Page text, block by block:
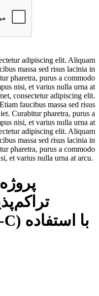
adipiscing elit. Aliquam
massa sed risus lacinia in
pharetra, purus a commodo
nisi, et varius nulla urna at
consectetur adipiscing elit.
faucibus massa sed risus
Curabitur pharetra, purus a
nisi, et varius nulla urna at
adipiscing elit. Aliquam
massa sed risus lacinia in
pharetra, purus a commodo
et varius nulla urna at arcu.